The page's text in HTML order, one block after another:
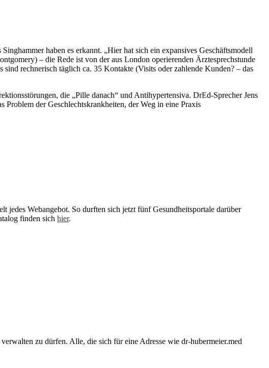
haben es erkannt. „Hier hat sich ein expansives Geschäftsmodell
– die Rede ist von der aus London operierenden Ärztesprechstunde
rechnerisch täglich ca. 35 Kontakte (Visits oder zahlende Kunden? – das
die „Pille danach“ und Antihypertensiva. DrEd-Sprecher Jens
Problem der Geschlechtskrankheiten, der Weg in eine Praxis
jedes Webangebot. So durften sich jetzt fünf Gesundheitsportale darüber
finden sich hier.
zu dürfen. Alle, die sich für eine Adresse wie dr-hubermeier.med